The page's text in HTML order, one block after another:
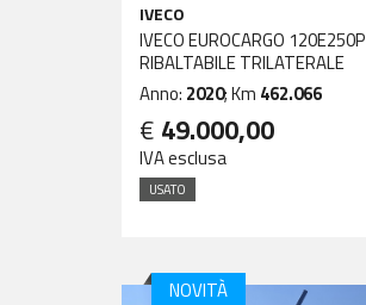
IVECO
IVECO EUROCARGO 120E250P
RIBALTABILE TRILATERALE
Anno: 2020; Km 462.066
€ 49.000,00
IVA esclusa
USATO
NOVITÀ